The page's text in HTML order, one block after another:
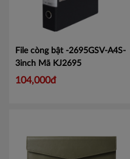
File còng bật -2695GSV-A4S-
3inch Mã KJ2695
104,000đ